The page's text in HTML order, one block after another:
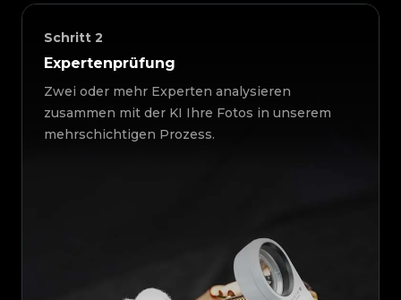
Schritt 2
Expertenprüfung
Zwei oder mehr Experten analysieren
zusammen mit der KI Ihre Fotos in unserem
mehrschichtigen Prozess.